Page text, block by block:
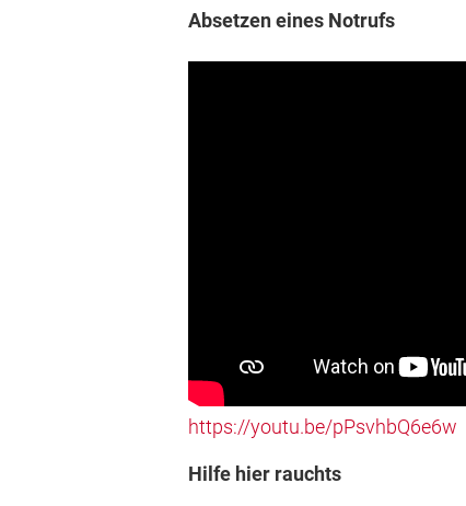
Absetzen eines Notrufs
https://youtu.be/pPsvhbQ6e6w
Hilfe hier rauchts